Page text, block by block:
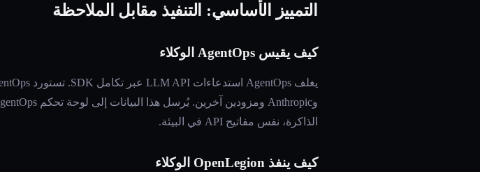
التمييز الأساسي: التنفيذ مقابل الملاحظة
كيف يقيس AgentOps الوكلاء
الذاكرة، نفس مفاتيح API في البيئة.
كيف ينفذ OpenLegion الوكلاء